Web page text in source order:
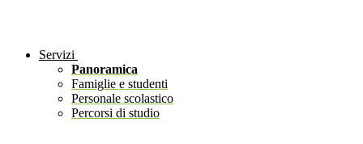
Servizi
Panoramica
Famiglie e studenti
Personale scolastico
Percorsi di studio